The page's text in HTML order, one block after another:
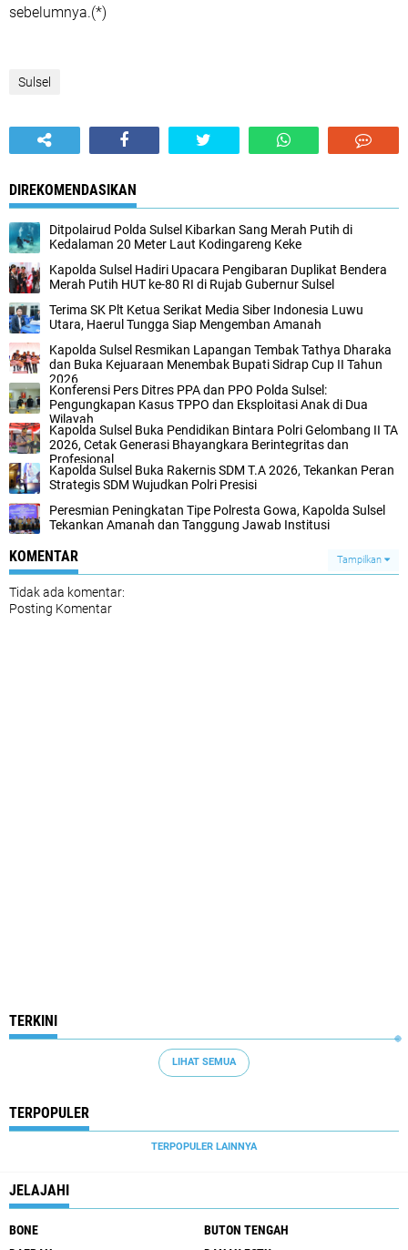
sebelumnya.(*)
Sulsel
DIREKOMENDASIKAN
Ditpolairud Polda Sulsel Kibarkan Sang Merah Putih di
Kedalaman 20 Meter Laut Kodingareng Keke
Kapolda Sulsel Hadiri Upacara Pengibaran Duplikat Bendera
Merah Putih HUT ke-80 RI di Rujab Gubernur Sulsel
Terima SK Plt Ketua Serikat Media Siber Indonesia Luwu
Utara, Haerul Tungga Siap Mengemban Amanah
Kapolda Sulsel Resmikan Lapangan Tembak Tathya Dharaka
dan Buka Kejuaraan Menembak Bupati Sidrap Cup II Tahun
2026
Konferensi Pers Ditres PPA dan PPO Polda Sulsel:
Pengungkapan Kasus TPPO dan Eksploitasi Anak di Dua
Wilayah
Kapolda Sulsel Buka Pendidikan Bintara Polri Gelombang II TA
2026, Cetak Generasi Bhayangkara Berintegritas dan
Profesional
Kapolda Sulsel Buka Rakernis SDM T.A 2026, Tekankan Peran
Strategis SDM Wujudkan Polri Presisi
Peresmian Peningkatan Tipe Polresta Gowa, Kapolda Sulsel
Tekankan Amanah dan Tanggung Jawab Institusi
KOMENTAR Tampilkan
Tidak ada komentar:
Posting Komentar
TERKINI
LIHAT SEMUA
TERPOPULER
TERPOPULER LAINNYA
JELAJAHI
BONE
BUTON TENGAH